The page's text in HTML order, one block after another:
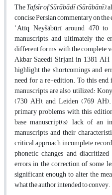
TheTafsīr of Sūrābādī (Sūrābānī),
concise Persian commentary on
ʿAtīq Neyšābūrī around 470 to
manuscripts, and ultimately the
different forms, with the complete
Akbar Saeedi Sirjani in 1381
highlight the shortcomings and
need for a re-edition. To this
manuscripts are also utilized:
(730 AH), and Leiden (769
primary problems with this
base manuscript(s), lack of an
manuscripts and their
critical approach, incomplete
phonetic changes and
errors in the correction of some
significant enough to alter the
what the author intended to convey.